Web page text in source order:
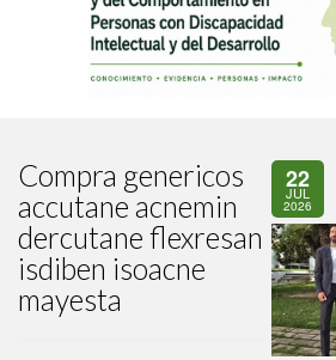
Compra genericos
accutane acnemin
dercutane flexresan
isdiben isoacne
mayesta
22
JUL
2026